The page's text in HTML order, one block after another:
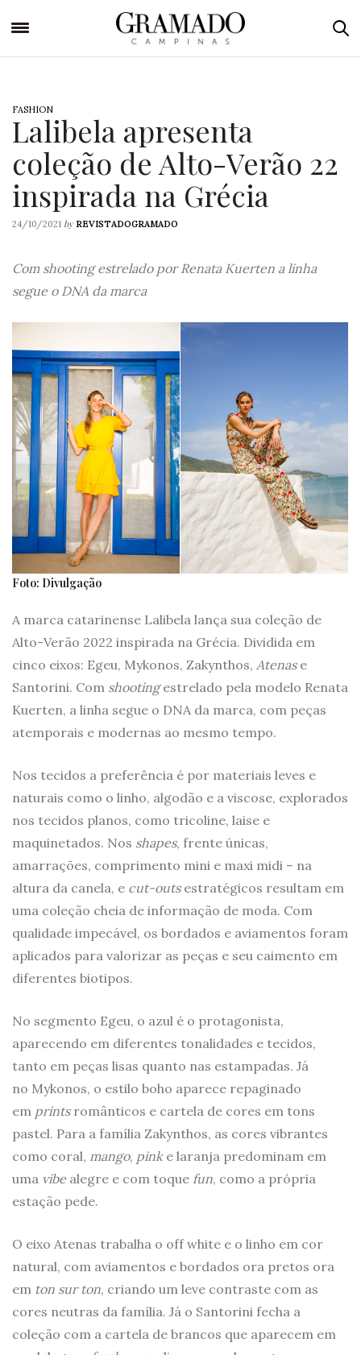
FASHION
Lalibela apresenta
coleção de Alto-Verão 22
inspirada na Grécia
24/10/2021 by REVISTADOGRAMADO
Com shooting estrelado por Renata Kuerten a linha
segue o DNA da marca
Foto: Divulgação
A marca catarinense Lalibela lança sua coleção de
Alto-Verão 2022 inspirada na Grécia. Dividida em
cinco eixos: Egeu, Mykonos, Zakynthos, Atenase
Santorini. Com shootingestrelado pela modelo Renata
Kuerten, a linha segue o DNA da marca, com peças
atemporais e modernas ao mesmo tempo.
Nos tecidos a preferência é por materiais leves e
naturais como o linho, algodão e a viscose, explorados
nos tecidos planos, como tricoline, laise e
maquinetados. Nos shapes, frente únicas,
amarrações, comprimento mini e maxi midi – na
altura da canela, e cut-outsestratégicos resultam em
uma coleção cheia de informação de moda. Com
qualidade impecável, os bordados e aviamentos foram
aplicados para valorizar as peças e seu caimento em
diferentes biotipos.
No segmento Egeu, o azul é o protagonista,
aparecendo em diferentes tonalidades e tecidos,
tanto em peças lisas quanto nas estampadas. Já
no Mykonos, o estilo boho aparece repaginado
em printsromânticos e cartela de cores em tons
pastel. Para a família Zakynthos, as cores vibrantes
como coral, mango, pink e laranja predominam em
uma vibealegre e com toque fun, como a própria
estação pede.
O eixo Atenas trabalha o off white e o linho em cor
natural, com aviamentos e bordados ora pretos ora
em ton sur ton, criando um leve contraste com as
cores neutras da família. Já o Santorini fecha a
coleção com a cartela de brancos que aparecem em